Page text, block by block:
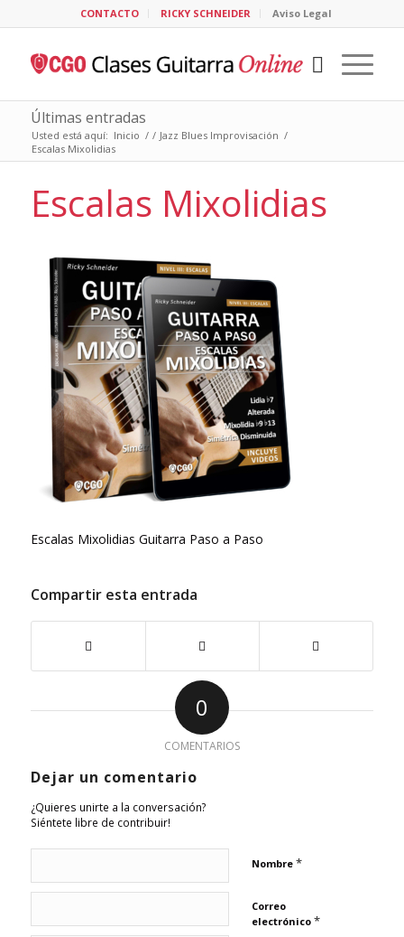
CONTACTO RICKY SCHNEIDER Aviso Legal
Últimas entradas
Usted está aquí: Inicio / / Jazz Blues Improvisación /
Escalas Mixolidias
Escalas Mixolidias
Escalas Mixolidias Guitarra Paso a Paso
Compartir esta entrada
0
COMENTARIOS
Dejar un comentario
¿Quieres unirte a la conversación?
Siéntete libre de contribuir!
Nombre *
Correo
electrónico *